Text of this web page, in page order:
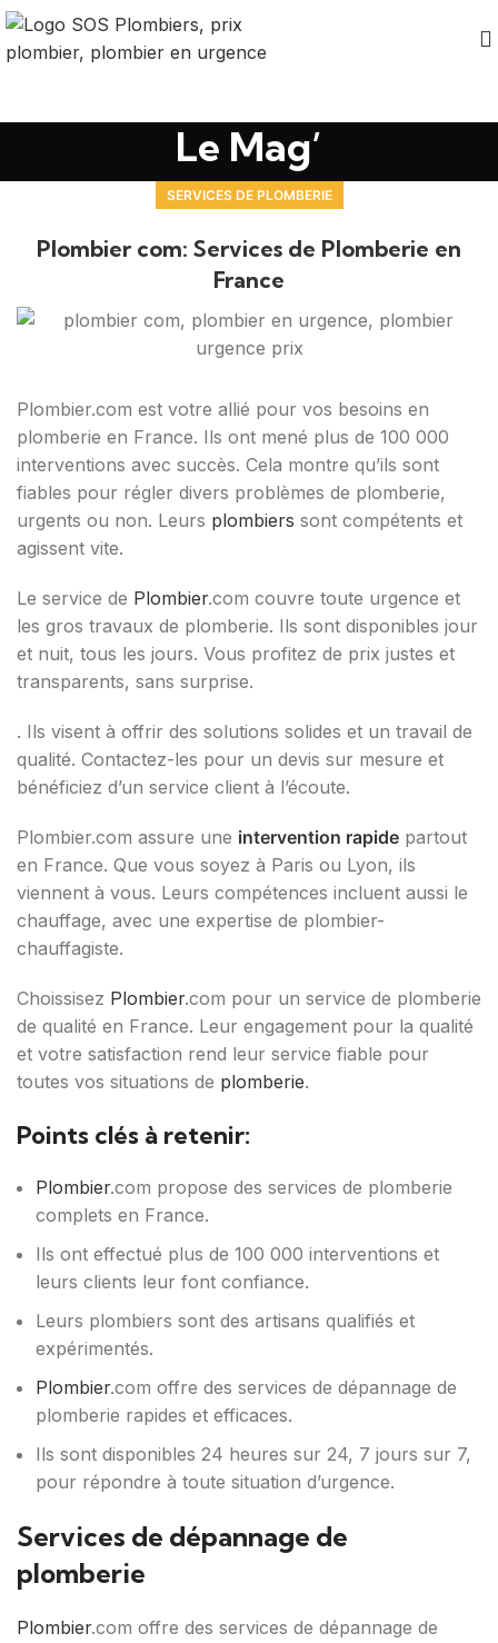
Le Mag’
SERVICES DE PLOMBERIE
Plombier com: Services de Plomberie en
France
Plombier.com est votre allié pour vos besoins en
plomberie en France. Ils ont mené plus de 100 000
interventions avec succès. Cela montre qu’ils sont
fiables pour régler divers problèmes de plomberie,
urgents ou non. Leurs plombiers sont compétents et
agissent vite.
Le service de Plombier.com couvre toute urgence et
les gros travaux de plomberie. Ils sont disponibles jour
et nuit, tous les jours. Vous profitez de prix justes et
transparents, sans surprise.
. Ils visent à offrir des solutions solides et un travail de
qualité. Contactez-les pour un devis sur mesure et
bénéficiez d’un service client à l’écoute.
Plombier.com assure une intervention rapide partout
en France. Que vous soyez à Paris ou Lyon, ils
viennent à vous. Leurs compétences incluent aussi le
chauffage, avec une expertise de plombier-
chauffagiste.
Choissisez Plombier.com pour un service de plomberie
de qualité en France. Leur engagement pour la qualité
et votre satisfaction rend leur service fiable pour
toutes vos situations de plomberie.
Points clés à retenir:
Plombier.com propose des services de plomberie
complets en France.
Ils ont effectué plus de 100 000 interventions et
leurs clients leur font confiance.
Leurs plombiers sont des artisans qualifiés et
expérimentés.
Plombier.com offre des services de dépannage de
plomberie rapides et efficaces.
Ils sont disponibles 24 heures sur 24, 7 jours sur 7,
pour répondre à toute situation d’urgence.
Services de dépannage de
plomberie
Plombier.com offre des services de dépannage de